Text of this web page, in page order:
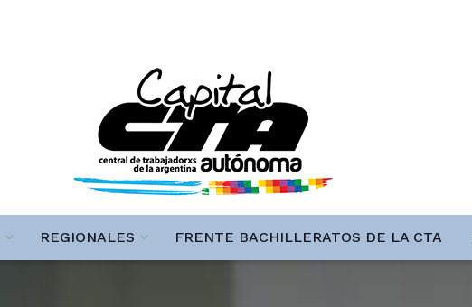
REGIONALES FRENTE BACHILLERATOS DE LA CTA